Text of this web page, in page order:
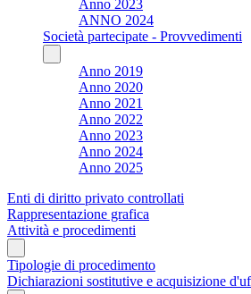
Anno 2023
ANNO 2024
Società partecipate - Provvedimenti
Anno 2019
Anno 2020
Anno 2021
Anno 2022
Anno 2023
Anno 2024
Anno 2025
Enti di diritto privato controllati
Rappresentazione grafica
Attività e procedimenti
Tipologie di procedimento
Dichiarazioni sostitutive e acquisizione